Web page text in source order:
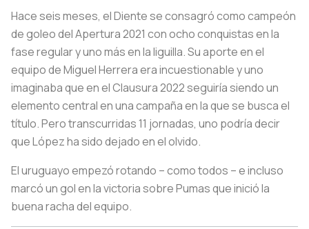
Hace seis meses, el Diente se consagró como campeón
de goleo del Apertura 2021 con ocho conquistas en la
fase regular y uno más en la liguilla. Su aporte en el
equipo de Miguel Herrera era incuestionable y uno
imaginaba que en el Clausura 2022 seguiría siendo un
elemento central en una campaña en la que se busca el
título. Pero transcurridas 11 jornadas, uno podría decir
que López ha sido dejado en el olvido.
El uruguayo empezó rotando – como todos – e incluso
marcó un gol en la victoria sobre Pumas que inició la
buena racha del equipo.